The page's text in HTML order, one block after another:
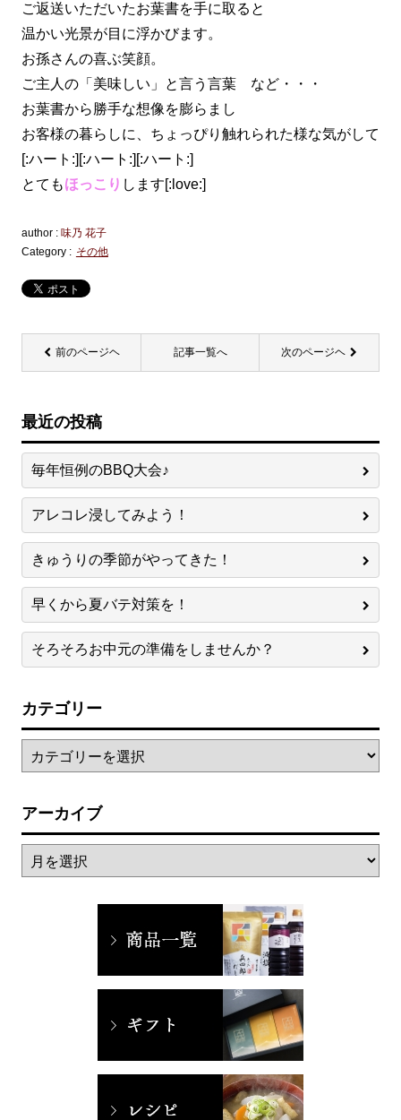
ご返送いただいたお葉書を手に取ると
温かい光景が目に浮かびます。
お孫さんの喜ぶ笑顔。
ご主人の「美味しい」と言う言葉 など・・・
お葉書から勝手な想像を膨らまし
お客様の暮らしに、ちょっぴり触れられた様な気がして
[:ハート:][:ハート:][:ハート:]
とてもほっこり します[:love:]
author : 味乃 花子
Category : その他
前のページヘ 記事一覧へ 次のページヘ
最近の投稿
毎年恒例のBBQ大会♪
アレコレ浸してみよう！
きゅうりの季節がやってきた！
早くから夏バテ対策を！
そろそろお中元の準備をしませんか？
カテゴリー
アーカイブ